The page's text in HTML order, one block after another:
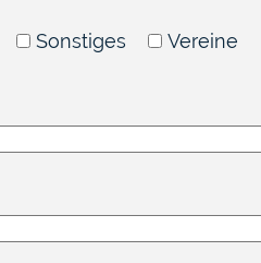
Sonstiges Vereine